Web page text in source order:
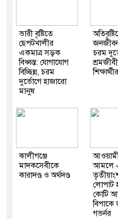
ভারী বৃষ্টিতে
ছেপটখালীর
একমাত্র সড়ক
বিধ্বস্ত: যোগাযোগ
বিচ্ছিন্ন, চরম
দুর্ভোগে হাজারো
মানুষ
জনজীবন
চরম
কালীগঞ্জে
মাদকসেবীকে
কারাদণ্ড ও অর্থদণ্ড
আমলে
লোপাট
কোটি
বিপাকে
গভর্নর